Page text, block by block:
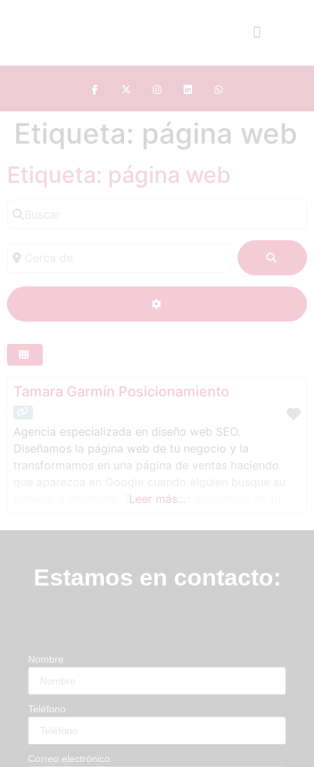
Etiqueta: página web
Etiqueta: página web
Tamara Garmín Posicionamiento
Agencia especializada en diseño web SEO.
Diseñamos la página web de tu negocio y la
transformamos en una página de ventas haciendo
servicio o producto. También nos ocupamos de tu
de nuevo, a la venta. Contenido para blog, emails,
Leer más...
Estamos en contacto:
Nombre
Teléfono
Correo electrónico